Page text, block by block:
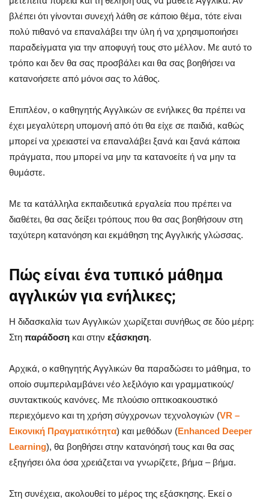
βλέπει ότι γίνονται συνεχή λάθη σε κάποιο θέμα, τότε είναι
πολύ πιθανό να επαναλάβει την ύλη ή να χρησιμοποιήσει
παραδείγματα για την αποφυγή τους στο μέλλον. Με αυτό το
τρόπο και δεν θα σας προσβάλει και θα σας βοηθήσει να
κατανοήσετε από μόνοι σας το λάθος.
Επιπλέον, ο καθηγητής Αγγλικών σε ενήλικες θα πρέπει να
έχει μεγαλύτερη υπομονή από ότι θα είχε σε παιδιά, καθώς
μπορεί να χρειαστεί να επαναλάβει ξανά και ξανά κάποια
πράγματα, που μπορεί να μην τα κατανοείτε ή να μην τα
θυμάστε.
Με τα κατάλληλα εκπαιδευτικά εργαλεία που πρέπει να
διαθέτει, θα σας δείξει τρόπους που θα σας βοηθήσουν στη
ταχύτερη κατανόηση και εκμάθηση της Αγγλικής γλώσσας.
Πώς είναι ένα τυπικό μάθημα
αγγλικών για ενήλικες;
Η διδασκαλία των Αγγλικών χωρίζεται συνήθως σε δύο μέρη:
Στη παράδοση και στην εξάσκηση.
Αρχικά, ο καθηγητής Αγγλικών θα παραδώσει το μάθημα, το
οποίο συμπεριλαμβάνει νέο λεξιλόγιο και γραμματικούς/
συντακτικούς κανόνες. Με πλούσιο οπτικοακουστικό
περιεχόμενο και τη χρήση σύγχρονων τεχνολογιών (VR –
Εικονική Πραγματικότητα) και μεθόδων (Enhanced Deeper
Learning), θα βοηθήσει στην κατανόησή τους και θα σας
εξηγήσει όλα όσα χρειάζεται να γνωρίζετε, βήμα – βήμα.
Στη συνέχεια, ακολουθεί το μέρος της εξάσκησης. Εκεί ο